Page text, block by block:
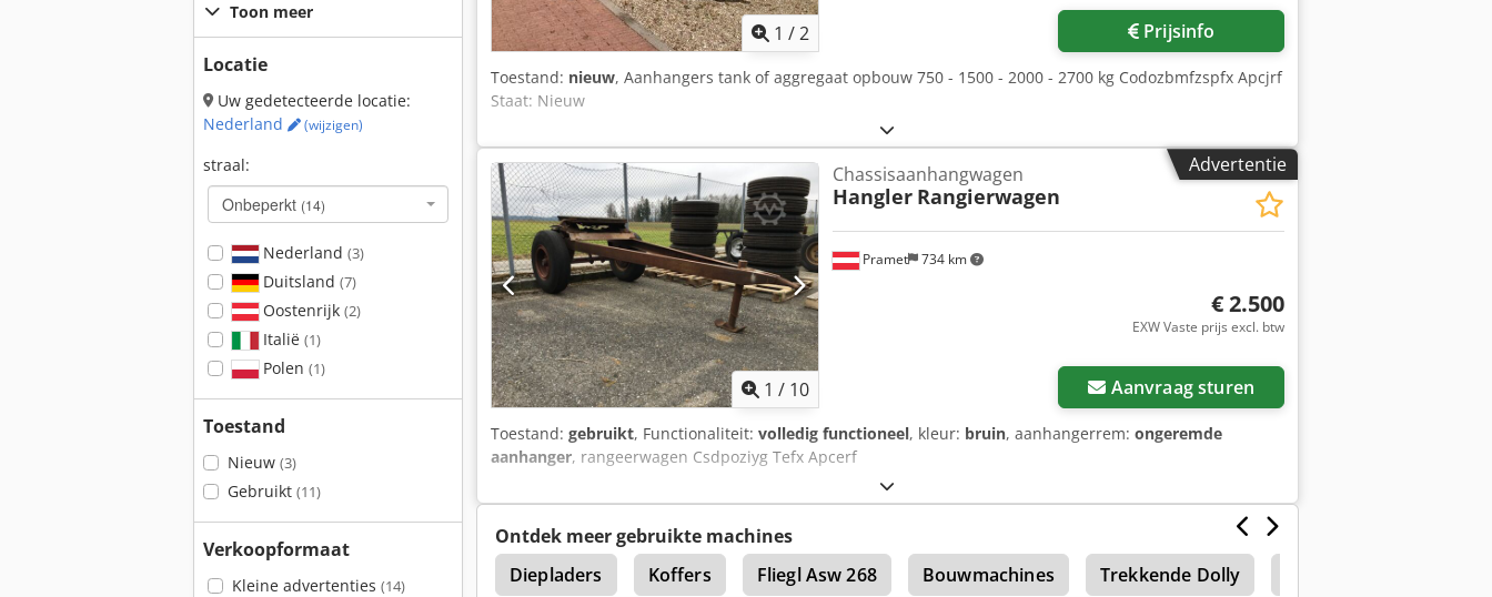
Toon meer
Locatie
Uw gedetecteerde locatie:
Nederland
(wijzigen)
straal:
Onbeperkt (14)
Nederland (3)
Duitsland (7)
Oostenrijk (2)
Italië (1)
Polen (1)
Toestand
Nieuw (3)
Gebruikt (11)
Verkoopformaat
Kleine advertenties (14)
1 /2 Prijsinfo
Toestand: nieuw, Aanhangers tank of aggregaat opbouw 750 - 1500 - 2000 - 2700 kg Codozbmfzspfx Apcjrf
Staat: Nieuw
Advertentie
1 / 10
Pramet 734 km
Chassisaanhangwagen
Hangler Rangierwagen
€ 2.500
EXW Vaste prijs excl. btw
Aanvraag sturen
Toestand: gebruikt, Functionaliteit: volledig functioneel, kleur: bruin, aanhangerrem: ongeremde
aanhanger, rangeerwagen Csdpoziyg Tefx Apcerf
Ontdek meer gebruikte machines
Diepladers
Koffers Fliegl Asw 268 Bouwmachines Trekkende Dolly
Commerciële Aanhangwagens